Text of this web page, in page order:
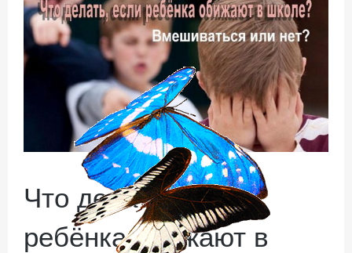
Что делать, если
ребёнка обижают в